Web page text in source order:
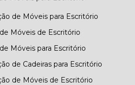
de Móveis para Escritório
de Móveis de Escritório
de Móveis para Escritório
de Cadeiras para Escritório
de Móveis de Escritório